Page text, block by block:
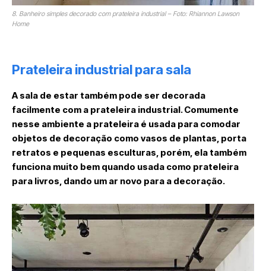
8. Banheiro simples decorado com prateleira industrial – Foto: Rhiannon Lawson
Home
Prateleira industrial para sala
A sala de estar também pode ser decorada
facilmente com a prateleira industrial. Comumente
nesse ambiente a prateleira é usada para comodar
objetos de decoração como vasos de plantas, porta
retratos e pequenas esculturas, porém, ela também
funciona muito bem quando usada como prateleira
para livros, dando um ar novo para a decoração.